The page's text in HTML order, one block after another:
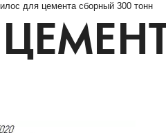
для цемента сборный 300 тонн